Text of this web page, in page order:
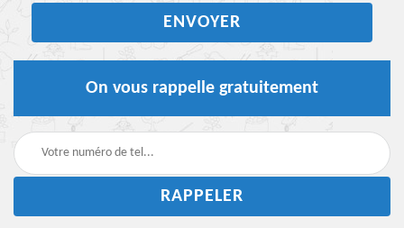
On vous rappelle gratuitement